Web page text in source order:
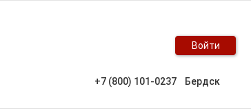
Войти
+7 (800) 101-0237 Бердск